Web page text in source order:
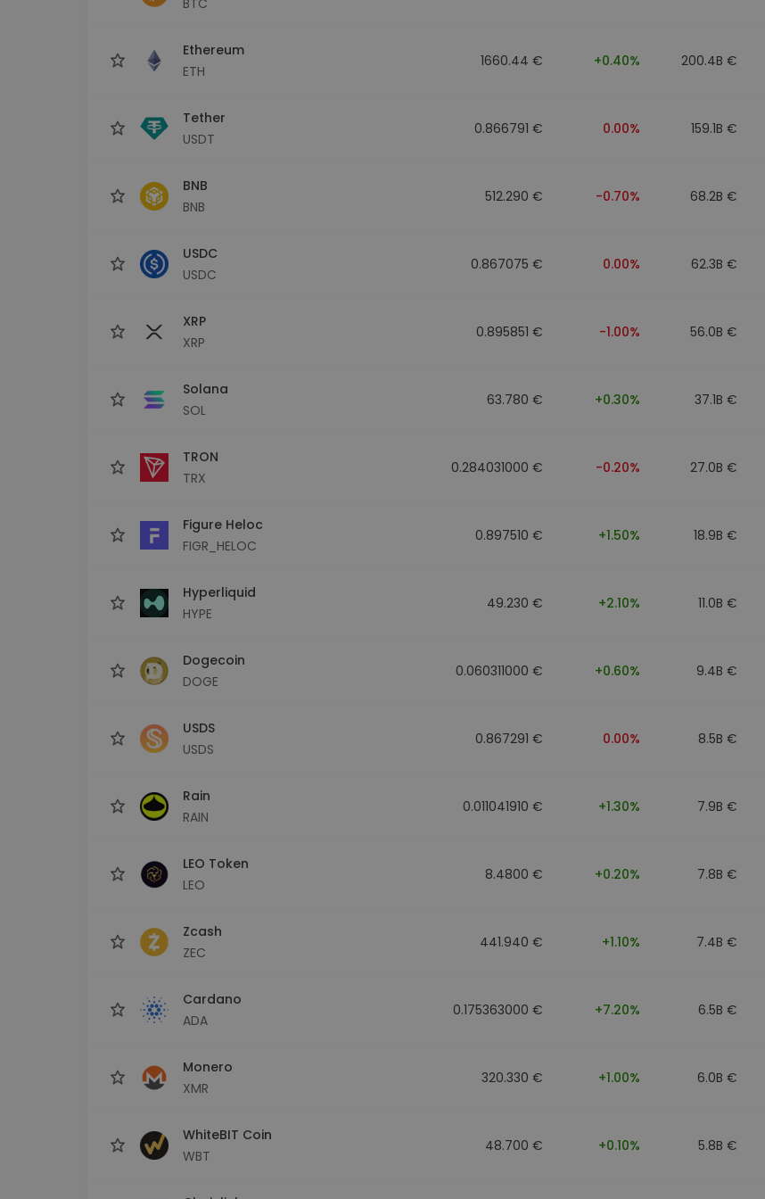
Finde deine Krypto-Strategie
Ethereum
ETH
1660.44 € +0.40% 200.4B €
Tether
USDT
0.866791 € 0.00% 159.1B €
BNB
BNB
512.290 € -0.70% 68.2B €
USDC
USDC
0.867075 € 0.00% 62.3B €
XRP
XRP
0.895851 € -1.00% 56.0B €
Solana
SOL
63.780 € +0.30% 37.1B €
TRON
TRX
0.284031000 € -0.20% 27.0B €
Figure Heloc
FIGR_HELOC
0.897510 € +1.50% 18.9B €
Hyperliquid
HYPE
49.230 € +2.10% 11.0B €
Dogecoin
DOGE
0.060311000 € +0.60% 9.4B €
USDS
USDS
0.867291 € 0.00% 8.5B €
Rain
RAIN
0.011041910 € +1.30% 7.9B €
LEO Token
LEO
8.4800 € +0.20% 7.8B €
Zcash
ZEC
441.940 € +1.10% 7.4B €
Cardano
ADA
0.175363000 € +7.20% 6.5B €
Monero
XMR
320.330 € +1.00% 6.0B €
WhiteBIT Coin
WBT
48.700 € +0.10% 5.8B €